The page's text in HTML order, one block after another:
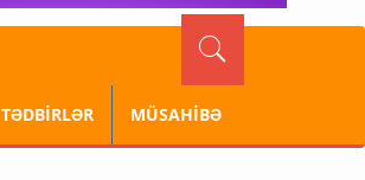
TƏDBİRLƏR MÜSAHİBƏ